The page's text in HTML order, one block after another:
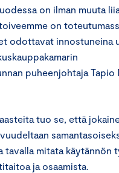
on ilman muuta
on
odottavat innostuneina
puheenjohtaja Tapio
tuo se, että
tavalla mitata käytännön
ja osaamista.